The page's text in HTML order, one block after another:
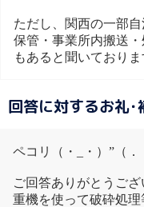
ただし、関西の一部
保管・事業所内搬送
もあると聞いておりま
回答に対するお礼･
ペコリ（・_・）”（．
ご回答ありがとうござ
重機を使って破砕処